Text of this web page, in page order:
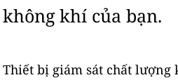
không khí của bạn.
Thiết bị giám sát chất lượng